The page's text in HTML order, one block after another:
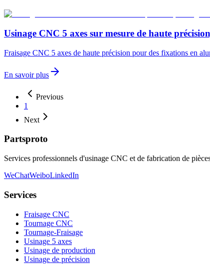
Usinage CNC 5 axes sur mesure de haute
Fraisage CNC 5 axes de haute précision pour des fixations en
En savoir plus
Previous
1
Next
Partsproto
Services professionnels d'usinage CNC et de fabrication de
WeChatWeiboLinkedIn
Services
Fraisage CNC
Tournage CNC
Tournage-Fraisage
Usinage 5 axes
Usinage de production
Usinage de précision